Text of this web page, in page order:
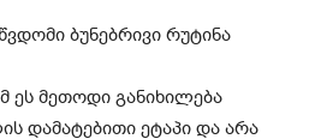
ბუნებრივი რუტინა
ეს მეთოდი განიხილება
დამატებითი ეტაპი და არა